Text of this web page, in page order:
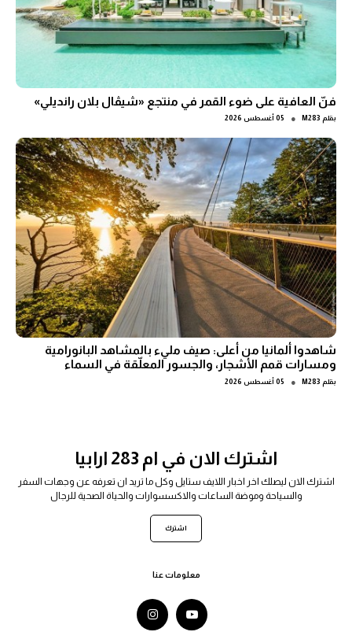
فنّ العافية على ضوء القمر في منتجع «شيڤال بلان رانديلي»
بقلم M283
● 05 أغسطس 2026
شاهدوا ألمانيا من أعلى: صيف مليء بالمشاهد البانورامية
ومسارات قمم الأشجار، والجسور المعلّقة في السماء
بقلم M283
● 05 أغسطس 2026
اشترك الان في ام 283 ارابيا
اشترك الان ليصلك اخر اخبار اللايف ستايل وكل ما تريد ان تعرفه عن وجهات السفر
والسياحة وموضة الساعات والاكسسوارات والحياة الصحية للرجال
اشترك
معلومات عنا